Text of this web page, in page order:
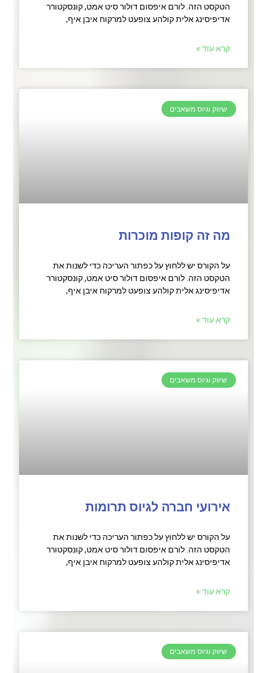
הטקסט הזה. לורם איפסום דולור סיט אמט, קונסקטורר
אדיפיסינג אלית קולהע צופעט למרקוח איבן איף,
קרא עוד »
שיווק וגיוס משאבים
מה זה קופות מוכרות
על הקורס יש ללחוץ על כפתור העריכה כדי לשנות את
הטקסט הזה. לורם איפסום דולור סיט אמט, קונסקטורר
אדיפיסינג אלית קולהע צופעט למרקוח איבן איף,
קרא עוד »
שיווק וגיוס משאבים
אירועי חברה לגיוס תרומות
על הקורס יש ללחוץ על כפתור העריכה כדי לשנות את
הטקסט הזה. לורם איפסום דולור סיט אמט, קונסקטורר
אדיפיסינג אלית קולהע צופעט למרקוח איבן איף,
קרא עוד »
שיווק וגיוס משאבים